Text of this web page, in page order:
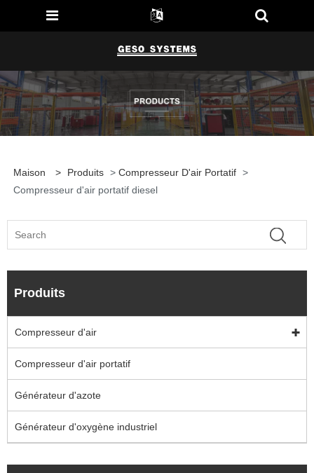
Maison > Produits > Compresseur D'air Portatif >
Compresseur d'air portatif diesel
Produits
Compresseur d'air
Compresseur d'air portatif
Générateur d'azote
Générateur d'oxygène industriel